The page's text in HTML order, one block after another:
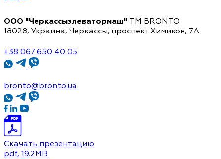
ООО "Черкассыэлеватормаш" TM BRONTO
18028, Украина, Черкассы, проспект Химиков, 7A
+38 067 650 40 05
bronto@bronto.ua
Скачать презентацию
pdf, 19.2MB